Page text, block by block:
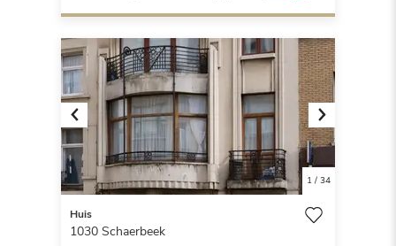
Previous Next
1/ 34
Huis
1030 Schaerbeek